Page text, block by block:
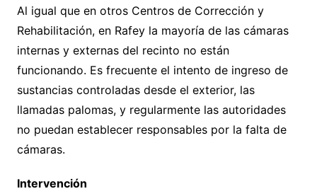
Al igual que en otros Centros de Corrección y
Rehabilitación, en Rafey la mayoría de las cámaras
internas y externas del recinto no están
funcionando. Es frecuente el intento de ingreso de
sustancias controladas desde el exterior, las
llamadas palomas, y regularmente las autoridades
no puedan establecer responsables por la falta de
cámaras.
Intervención